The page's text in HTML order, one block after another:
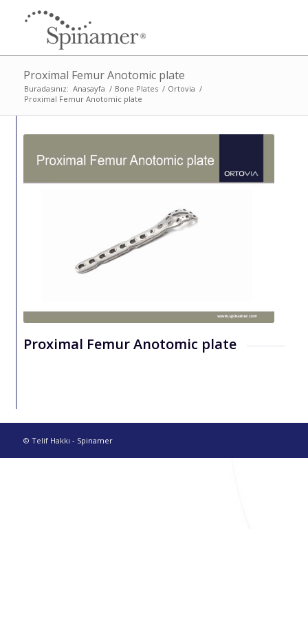
Proximal Femur Anotomic plate
Buradasınız: Anasayfa / Bone Plates / Ortovia /
Proximal Femur Anotomic plate
Proximal Femur Anotomic plate
© Telif Hakkı - Spinamer